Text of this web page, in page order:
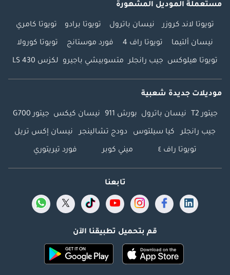
مستعملة الموديل المشهورة
تويوتا لاند كروزر نيسان باترول تويوتا برادو تويوتا كامري
نيسان ألتيما تويوتا راف 4 فورد موستانج تويوتا كورولا
تويوتا هيلوكس جيب رانجلر متسوبيشي باجيرو لكزس LS 430
موديلات جديدة شعبية
جيتور T2 نيسان باترول بورش 911 نيسان كيكس جيتور G700
جيب رانجلر كيا سيلتوس دودج تشالينجر نيسان إكس تريل
تويوتا راف ٤ ميني كوبر فورد تيريتوري
تابعنا
قم بتحميل تطبيقنا الآن